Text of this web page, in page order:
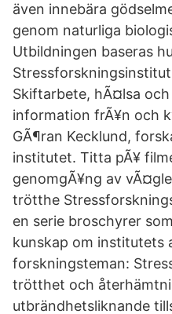
även innebära
genom naturliga
Utbildningen baseras
Skiftarbete, hÃ¤lsa
information frÃ¥n och
GÃ¶ran Kecklund,
institutet. Titta pÃ¥
genomgÃ¥ng av
trötthe
en serie broschyrer
kunskap om institutets
forskningsteman:
trötthet och
utbrändhetsliknande